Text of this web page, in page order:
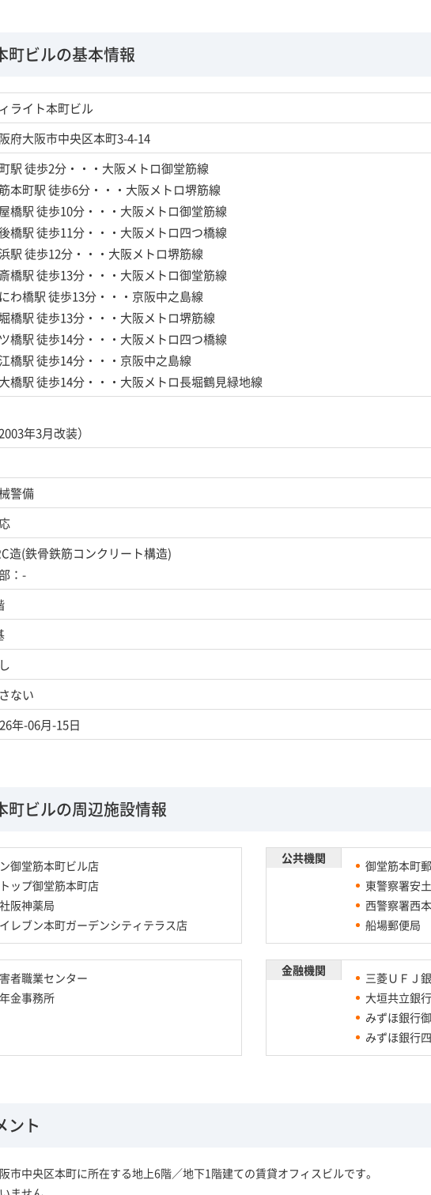
町ビルの基本情報
ライト本町ビル
府大阪市中央区本町3-4-14
駅徒歩2分・・・大阪メトロ御堂筋線
本町駅徒歩6分・・・大阪メトロ堺筋線
橋駅徒歩10分・・・大阪メトロ御堂筋線
橋駅徒歩11分・・・大阪メトロ四つ橋線
駅徒歩12分・・・大阪メトロ堺筋線
橋駅徒歩13分・・・大阪メトロ御堂筋線
わ橋駅徒歩13分・・・京阪中之島線
橋駅徒歩13分・・・大阪メトロ堺筋線
橋駅徒歩14分・・・大阪メトロ四つ橋線
橋駅徒歩14分・・・京阪中之島線
橋駅徒歩14分・・・大阪メトロ長堀鶴見緑地線
2003年3月改装）
警備
造(鉄骨鉄筋コンクリート構造)
：-
ない
年-06月-15日
町ビルの周辺施設情報
御堂筋本町ビル店
ップ御堂筋本町店
阪神薬局
レブン本町ガーデンシティテラス店
公共機関
御堂筋本町
東警察署安
西警察署西
船場郵便局
者職業センター
金事務所
金融機関
三菱ＵＦＪ
大垣共立銀
みずほ銀行
みずほ銀行
ント
市中央区本町に所在する地上6階／地下1階建ての賃貸オフィスビルです。